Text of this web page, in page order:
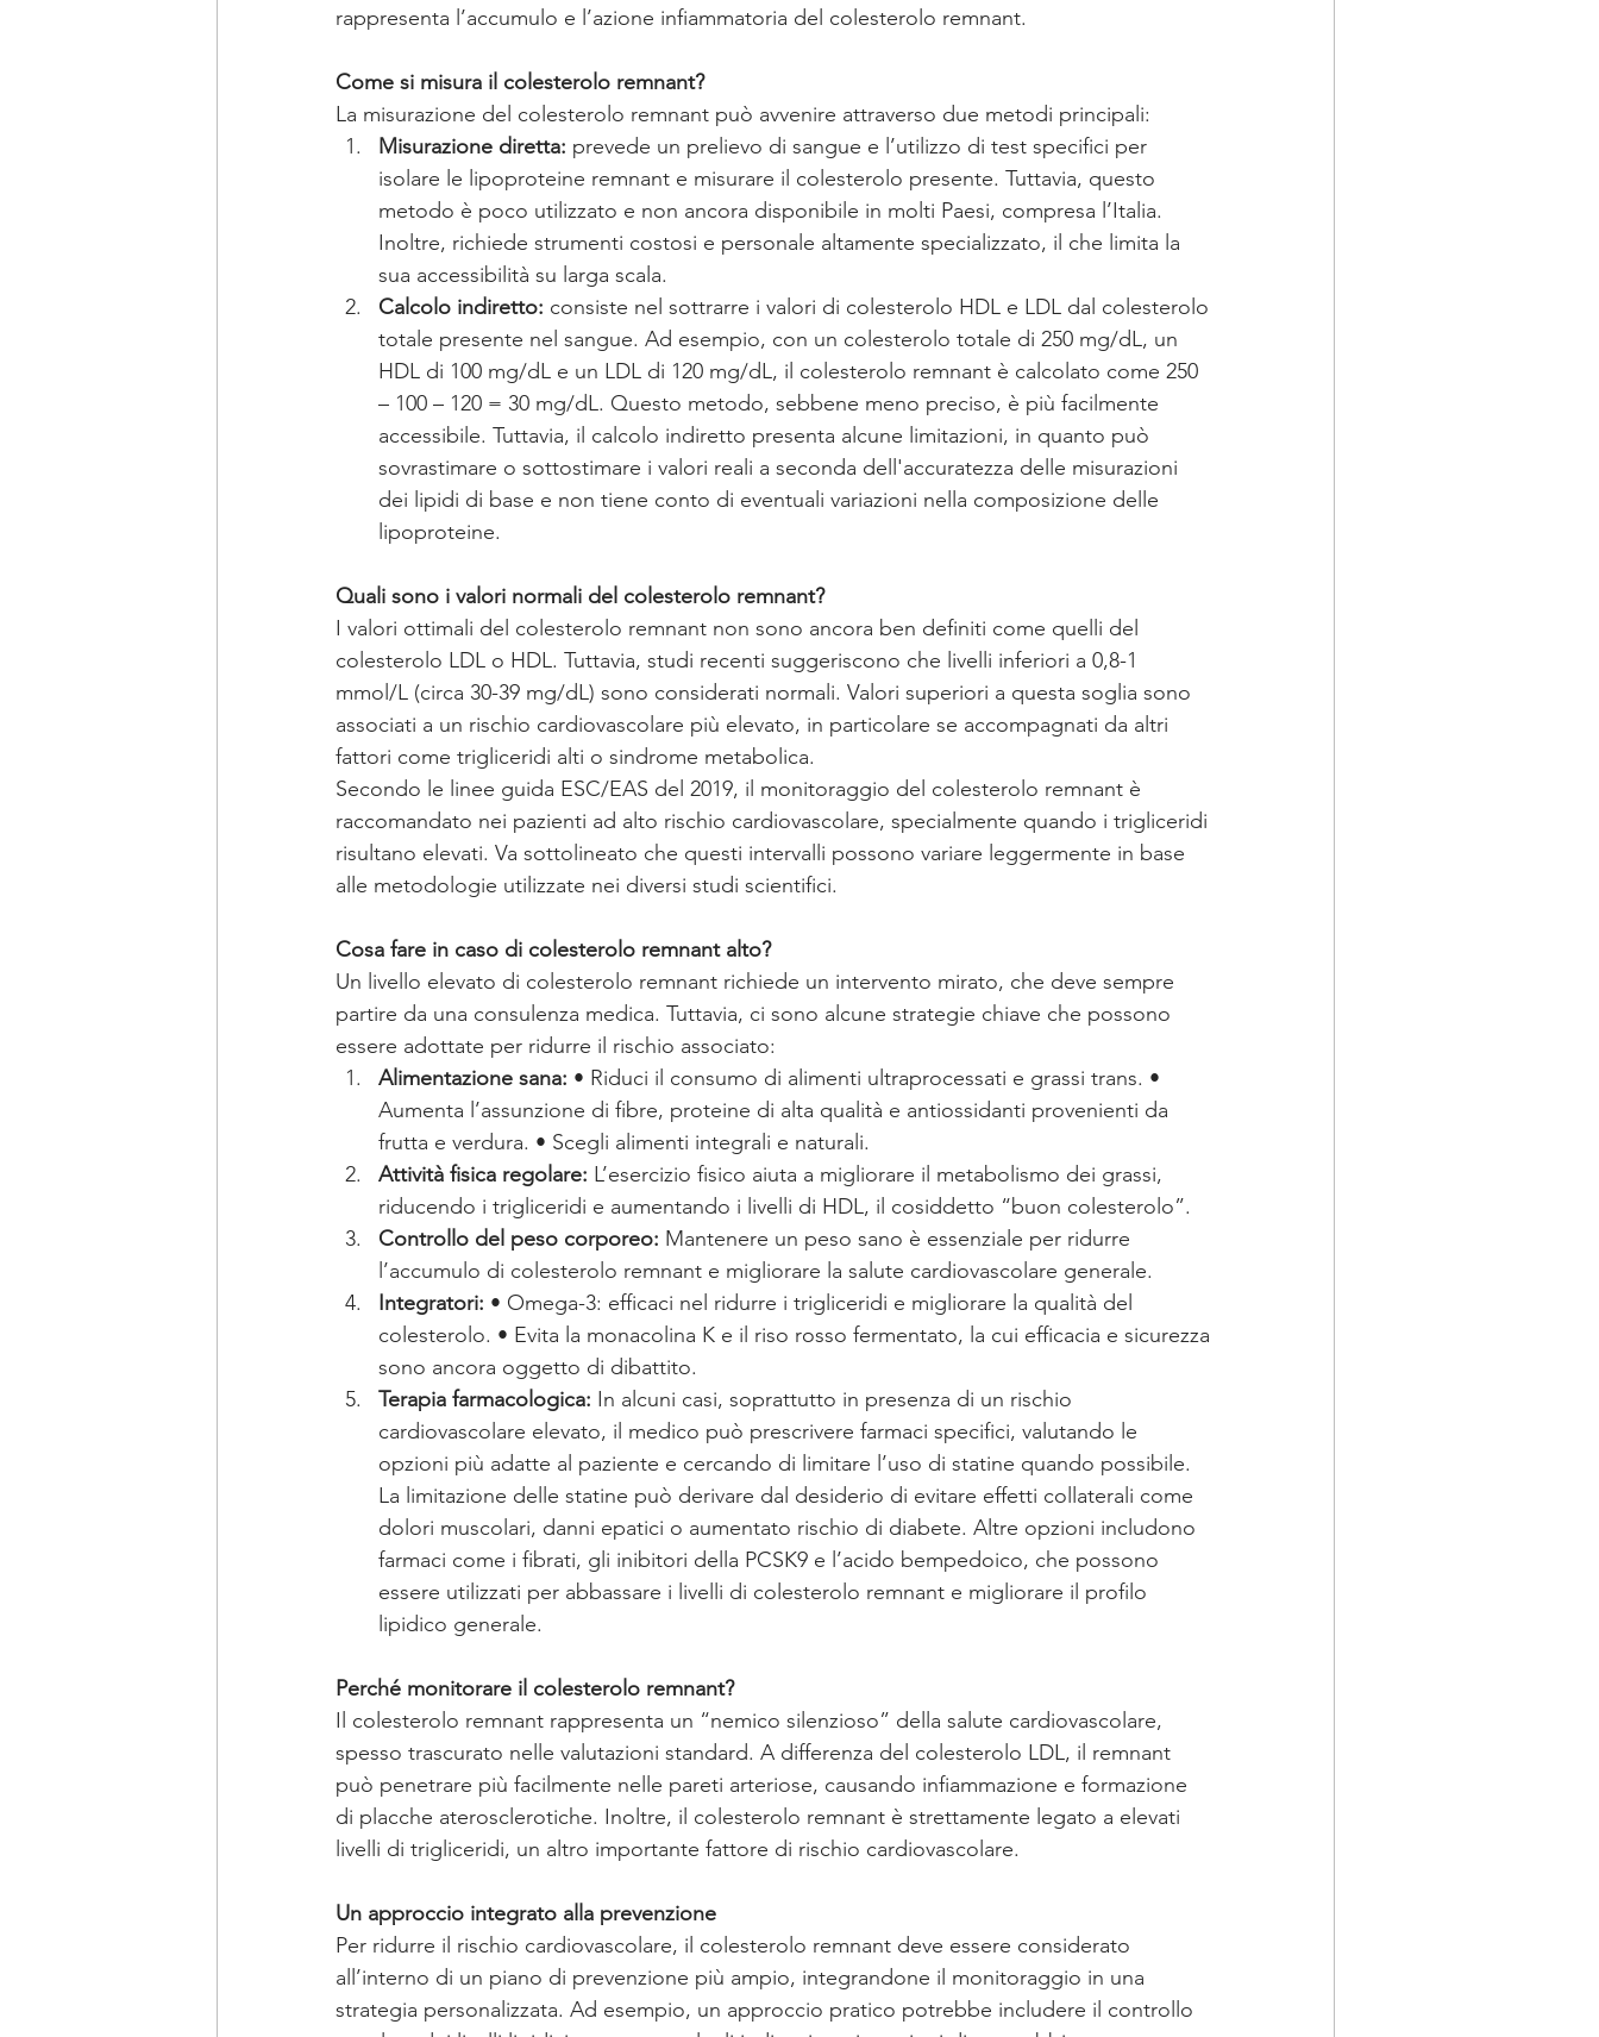
rappresenta l’accumulo e l’azione infiammatoria del colesterolo remnant.
Come si misura il colesterolo remnant?
La misurazione del colesterolo remnant può avvenire attraverso due metodi principali:
Misurazione diretta: prevede un prelievo di sangue e l’utilizzo di test specifici per
isolare le lipoproteine remnant e misurare il colesterolo presente. Tuttavia, questo
metodo è poco utilizzato e non ancora disponibile in molti Paesi, compresa l’Italia.
Inoltre, richiede strumenti costosi e personale altamente specializzato, il che limita la
sua accessibilità su larga scala.
Calcolo indiretto: consiste nel sottrarre i valori di colesterolo HDL e LDL dal colesterolo
totale presente nel sangue. Ad esempio, con un colesterolo totale di 250 mg/dL, un
HDL di 100 mg/dL e un LDL di 120 mg/dL, il colesterolo remnant è calcolato come 250
– 100 – 120 = 30 mg/dL. Questo metodo, sebbene meno preciso, è più facilmente
accessibile. Tuttavia, il calcolo indiretto presenta alcune limitazioni, in quanto può
sovrastimare o sottostimare i valori reali a seconda dell'accuratezza delle misurazioni
dei lipidi di base e non tiene conto di eventuali variazioni nella composizione delle
lipoproteine.
Quali sono i valori normali del colesterolo remnant?
I valori ottimali del colesterolo remnant non sono ancora ben definiti come quelli del
colesterolo LDL o HDL. Tuttavia, studi recenti suggeriscono che livelli inferiori a 0,8-1
mmol/L (circa 30-39 mg/dL) sono considerati normali. Valori superiori a questa soglia sono
associati a un rischio cardiovascolare più elevato, in particolare se accompagnati da altri
fattori come trigliceridi alti o sindrome metabolica.
Secondo le linee guida ESC/EAS del 2019, il monitoraggio del colesterolo remnant è
raccomandato nei pazienti ad alto rischio cardiovascolare, specialmente quando i trigliceridi
risultano elevati. Va sottolineato che questi intervalli possono variare leggermente in base
alle metodologie utilizzate nei diversi studi scientifici.
Cosa fare in caso di colesterolo remnant alto?
Un livello elevato di colesterolo remnant richiede un intervento mirato, che deve sempre
partire da una consulenza medica. Tuttavia, ci sono alcune strategie chiave che possono
essere adottate per ridurre il rischio associato:
Alimentazione sana: • Riduci il consumo di alimenti ultraprocessati e grassi trans. •
Aumenta l’assunzione di fibre, proteine di alta qualità e antiossidanti provenienti da
frutta e verdura. • Scegli alimenti integrali e naturali.
Attività fisica regolare: L’esercizio fisico aiuta a migliorare il metabolismo dei grassi,
riducendo i trigliceridi e aumentando i livelli di HDL, il cosiddetto “buon colesterolo”.
Controllo del peso corporeo: Mantenere un peso sano è essenziale per ridurre
l’accumulo di colesterolo remnant e migliorare la salute cardiovascolare generale.
Integratori: • Omega-3: efficaci nel ridurre i trigliceridi e migliorare la qualità del
colesterolo. • Evita la monacolina K e il riso rosso fermentato, la cui efficacia e sicurezza
sono ancora oggetto di dibattito.
Terapia farmacologica: In alcuni casi, soprattutto in presenza di un rischio
cardiovascolare elevato, il medico può prescrivere farmaci specifici, valutando le
opzioni più adatte al paziente e cercando di limitare l’uso di statine quando possibile.
La limitazione delle statine può derivare dal desiderio di evitare effetti collaterali come
dolori muscolari, danni epatici o aumentato rischio di diabete. Altre opzioni includono
farmaci come i fibrati, gli inibitori della PCSK9 e l’acido bempedoico, che possono
essere utilizzati per abbassare i livelli di colesterolo remnant e migliorare il profilo
lipidico generale.
Perché monitorare il colesterolo remnant?
Il colesterolo remnant rappresenta un “nemico silenzioso” della salute cardiovascolare,
spesso trascurato nelle valutazioni standard. A differenza del colesterolo LDL, il remnant
può penetrare più facilmente nelle pareti arteriose, causando infiammazione e formazione
di placche aterosclerotiche. Inoltre, il colesterolo remnant è strettamente legato a elevati
livelli di trigliceridi, un altro importante fattore di rischio cardiovascolare.
Un approccio integrato alla prevenzione
Per ridurre il rischio cardiovascolare, il colesterolo remnant deve essere considerato
all’interno di un piano di prevenzione più ampio, integrandone il monitoraggio in una
strategia personalizzata. Ad esempio, un approccio pratico potrebbe includere il controllo